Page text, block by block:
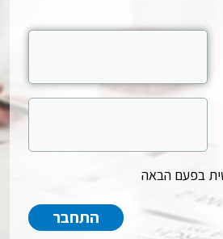
בפעם הבאה